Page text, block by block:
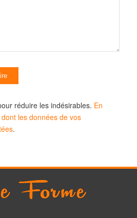
réduire les indésirables. En
les données de vos
.